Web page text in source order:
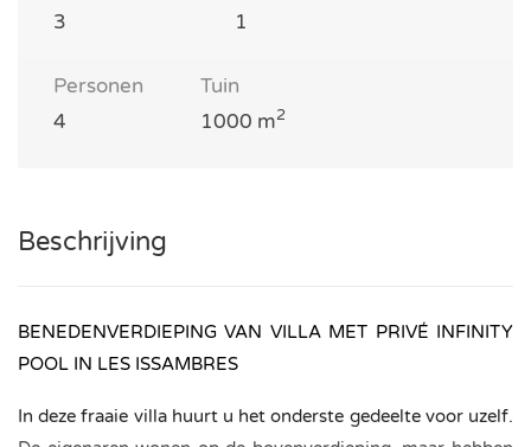
3
1
Personen
4
Tuin
1000 m2
Beschrijving
BENEDENVERDIEPING VAN VILLA MET PRIVÉ INFINITY
POOL IN LES ISSAMBRES
In deze fraaie villa huurt u het onderste gedeelte voor uzelf.